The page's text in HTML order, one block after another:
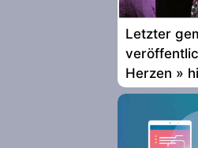
Letzter
Herzen »